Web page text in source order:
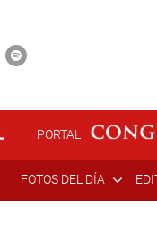
PORTAL
FOTOS DEL DÍA